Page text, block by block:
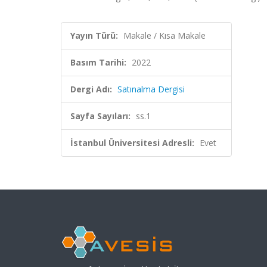
Yayın Türü: Makale / Kısa Makale
Basım Tarihi: 2022
Dergi Adı: Satınalma Dergisi
Sayfa Sayıları: ss.1
İstanbul Üniversitesi Adresli: Evet